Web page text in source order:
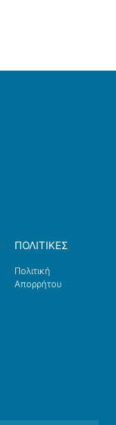
ΠΟΛΙΤΙΚΕΣ
Πολιτική
Απορρήτου